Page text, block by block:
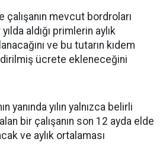
çalışanın mevcut bordroları
aldığı primlerin aylık
ve bu tutarın kıdem
ücrete ekleneceğini
yanında yılın yalnızca belirli
bir çalışanın son 12 ayda elde
ve aylık ortalaması